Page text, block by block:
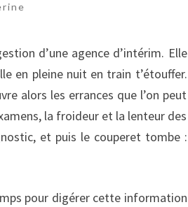
d’une agence d’intérim. Elle
en pleine nuit en train t’étouffer.
alors les errances que l’on peut
la froideur et la lenteur des
et puis le couperet tombe :
pour digérer cette information